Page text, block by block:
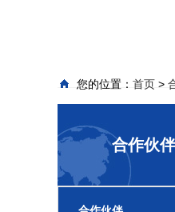
您的位置： 首页 >
合作伙伴